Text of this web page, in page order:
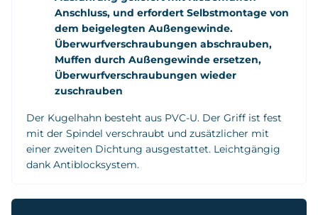
Anschluss, und erfordert Selbstmontage von
dem beigelegten Außengewinde.
Überwurfverschraubungen abschrauben,
Muffen durch Außengewinde ersetzen,
Überwurfverschraubungen wieder
zuschrauben
Der Kugelhahn besteht aus PVC-U. Der Griff ist fest
mit der Spindel verschraubt und zusätzlicher mit
einer zweiten Dichtung ausgestattet. Leichtgängig
dank Antiblocksystem.